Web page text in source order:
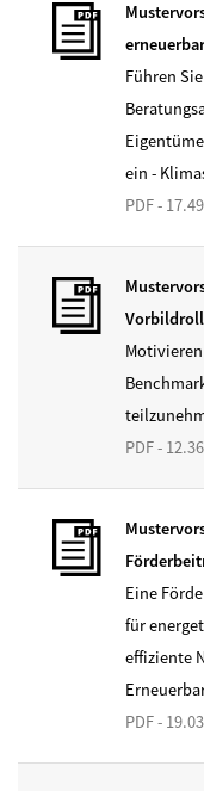
Führen
ein -
PDF -
PDF -
Eine
für
effiziente
PDF -